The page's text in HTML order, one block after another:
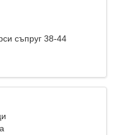
съпруг 38-44